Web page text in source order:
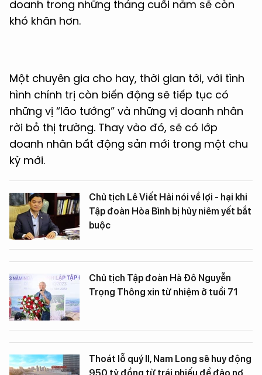
doanh trong những tháng cuối năm sẽ còn
khó khăn hơn.
Một chuyên gia cho hay, thời gian tới, với tình
hình chính trị còn biến động sẽ tiếp tục có
những vị “lão tướng” và những vị doanh nhân
rời bỏ thị trường. Thay vào đó, sẽ có lớp
doanh nhân bất động sản mới trong một chu
kỳ mới.
Chủ tịch Lê Viết Hải nói về lợi - hại khi
Tập đoàn Hòa Bình bị hủy niêm yết bắt
buộc
Chủ tịch Tập đoàn Hà Đô Nguyễn
Trọng Thông xin từ nhiệm ở tuổi 71
Thoát lỗ quý II, Nam Long sẽ huy động